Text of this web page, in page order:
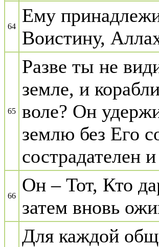
64
Ему
Воистину,
65
Разве ты не
земле, и
воле? Он
землю без Его
сострадателен
66
Он – Тот, Кто
затем вновь
Для каждой